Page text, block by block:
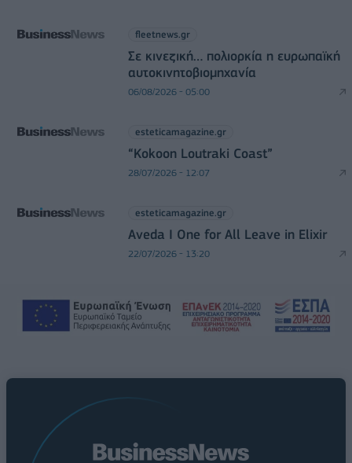
fleetnews.gr
Σε κινεζική… πολιορκία η ευρωπαϊκή
αυτοκινητοβιομηχανία
06/08/2026 - 05:00
esteticamagazine.gr
“Kokoon Loutraki Coast”
28/07/2026 - 12:07
esteticamagazine.gr
Aveda I One for All Leave in Elixir
22/07/2026 - 13:20